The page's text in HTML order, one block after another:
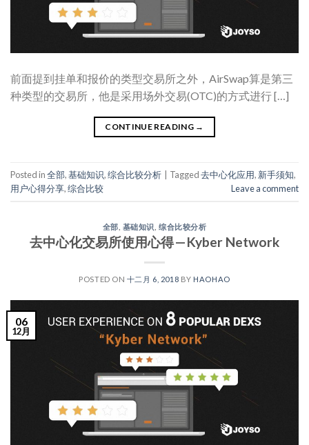
前面提到挂单和报价的类型交易所之外，AirSwap算是第三
种类型的交易所，他是采用场外交易(OTC)的方式进行 […]
CONTINUE READING →
Posted in全部,基础知识,综合比较分析 Tagged去中心化应用, 新手须知,
用户心得分享,综合比较 Leave a comment
全部 基础知识 ,综合比较分析
去中心化交易所使用心得 — Kyber Network
POSTED ON 十二月 6, 2018 BY HAOHAO
06
12月